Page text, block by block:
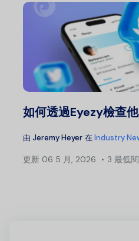
如何透過Eyezy檢查
由 Jeremy Heyer 在Industry
更新 06 5 月, 2026 3 最低